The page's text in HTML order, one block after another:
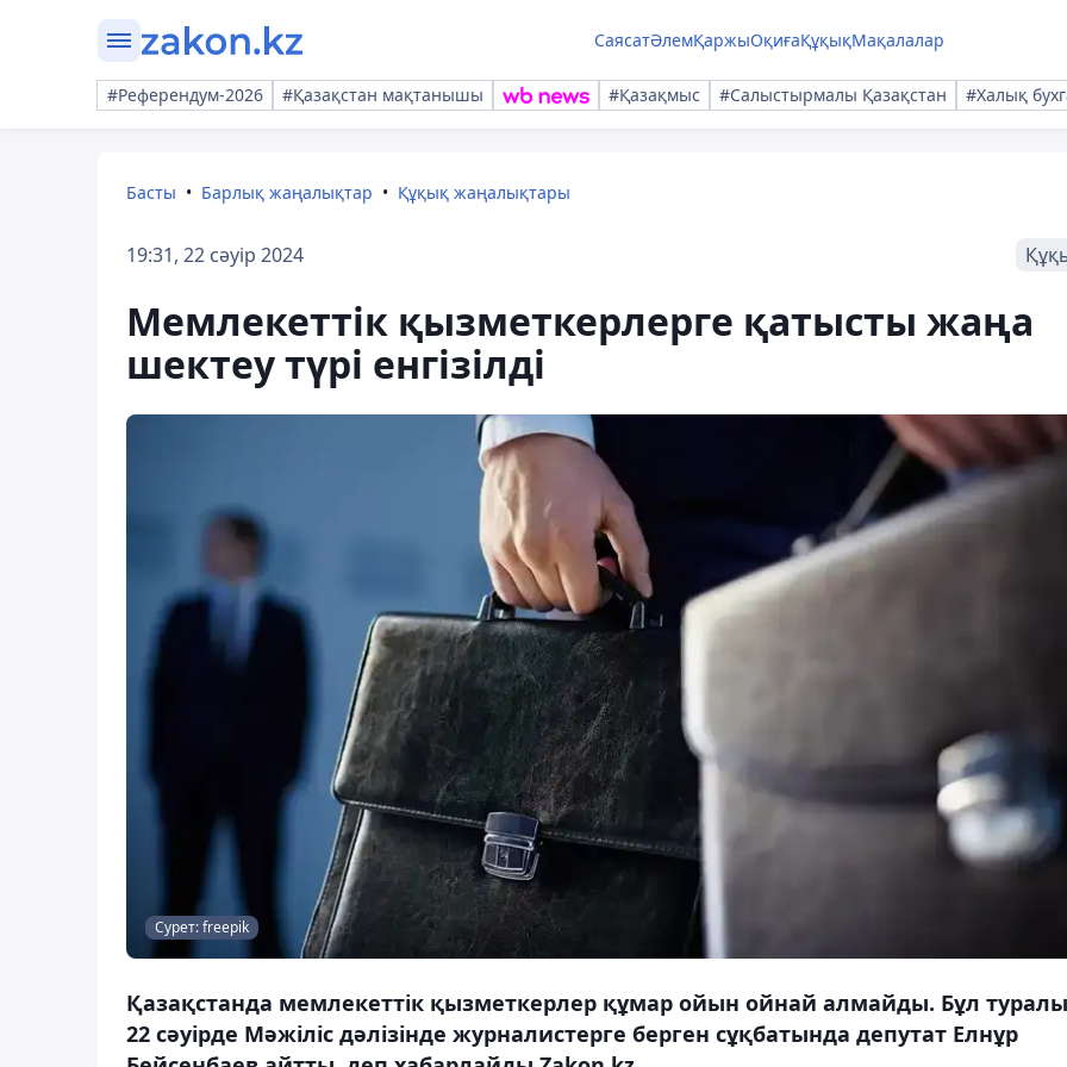
СаясатӘлемҚаржыОқиғаҚұқықМақалалар
#Референдум-2026 #Қазақстан мақтанышы #Қазақмыс #Салыстырмалы Қазақстан #Халық
Басты Барлық жаңалықтар Құқық жаңалықтары
19:31, 22 сәуір 2024
Мемлекеттік қызметкерлерге қатысты жаңа
шектеу түрі енгізілді
Сурет: freepik
Қазақстанда мемлекеттік қызметкерлер құмар ойын ойнай алмайды. Бұл туралы
22 сәуірде Мәжіліс дәлізінде журналистерге берген сұқбатында депутат Елнұр